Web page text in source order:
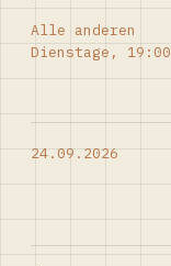
Alle anderen
Dienstage, 19:00
24.09.2026